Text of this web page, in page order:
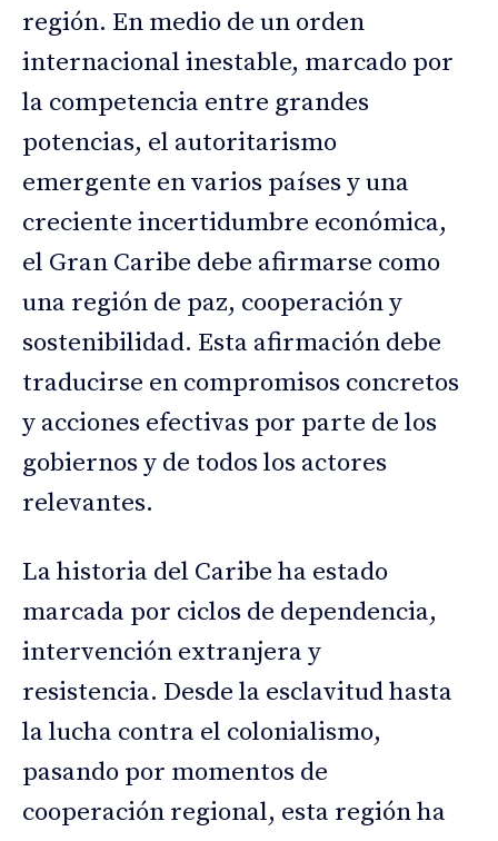
región. En medio de un orden
internacional inestable, marcado por
la competencia entre grandes
potencias, el autoritarismo
emergente en varios países y una
creciente incertidumbre económica,
el Gran Caribe debe afirmarse como
una región de paz, cooperación y
sostenibilidad. Esta afirmación debe
traducirse en compromisos concretos
y acciones efectivas por parte de los
gobiernos y de todos los actores
relevantes.
La historia del Caribe ha estado
marcada por ciclos de dependencia,
intervención extranjera y
resistencia. Desde la esclavitud hasta
la lucha contra el colonialismo,
pasando por momentos de
cooperación regional, esta región ha